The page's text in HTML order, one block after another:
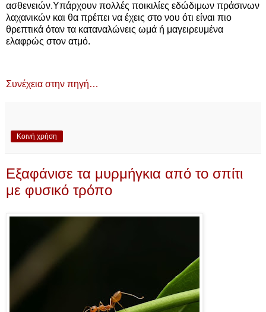
ασθενειών.Υπάρχουν πολλές ποικιλίες εδώδιμων πράσινων
λαχανικών και θα πρέπει να έχεις στο νου ότι είναι πιο
θρεπτικά όταν τα καταναλώνεις ωμά ή μαγειρευμένα
ελαφρώς στον ατμό.
Συνέχεια στην πηγή…
Κοινή χρήση
Εξαφάνισε τα μυρμήγκια από το σπίτι
με φυσικό τρόπο